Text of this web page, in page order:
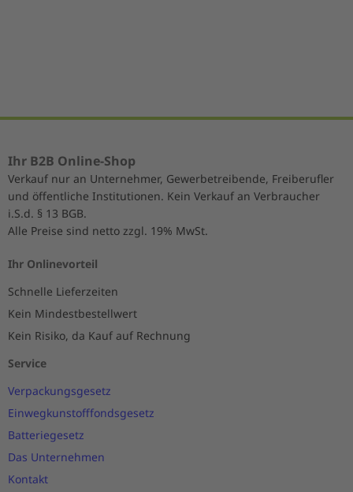
Ihr B2B Online-Shop
Verkauf nur an Unternehmer, Gewerbetreibende, Freiberufler
und öffentliche Institutionen. Kein Verkauf an Verbraucher
i.S.d. § 13 BGB.
Alle Preise sind netto zzgl. 19% MwSt.
Ihr Onlinevorteil
Schnelle Lieferzeiten
Kein Mindestbestellwert
Kein Risiko, da Kauf auf Rechnung
Service
Verpackungsgesetz
Einwegkunstofffondsgesetz
Batteriegesetz
Das Unternehmen
Kontakt